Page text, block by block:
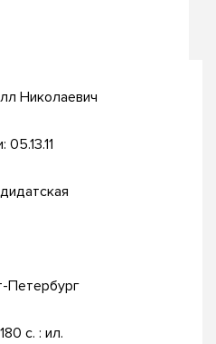
Николаевич
05.13.11
Петербург
180 с. : ил.